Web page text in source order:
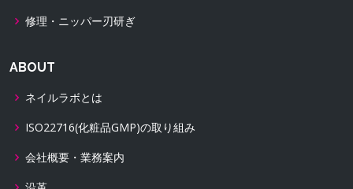
修理・ニッパー刃研ぎ
ABOUT
ネイルラボとは
ISO22716(化粧品GMP)の取り組み
会社概要・業務案内